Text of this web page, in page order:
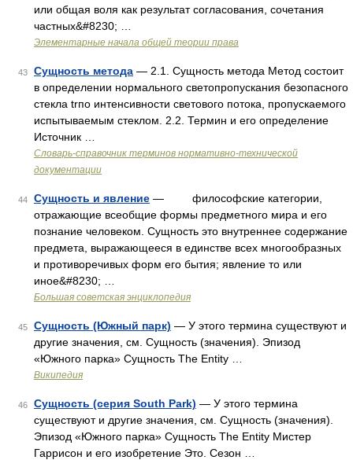
или общая воля как результат согласования, сочетания
частных&#8230; …
Элементарные начала общей теории права
43 Сущность метода — 2.1. Сущность метода Метод состоит
в определении нормального светопропускания безопасного
стекла trпо интенсивности светового потока, пропускаемого
испытываемым стеклом. 2.2. Термин и его определение
Источник …
Словарь-справочник терминов нормативно-технической
документации
44 Сущность и явление — философские категории,
отражающие всеобщие формы предметного мира и его
познание человеком. Сущность это внутреннее содержание
предмета, выражающееся в единстве всех многообразных
и противоречивых форм его бытия; явление то или
иное&#8230; …
Большая советская энциклопедия
45 Сущность (Южный парк) — У этого термина существуют и
другие значения, см. Сущность (значения). Эпизод
«Южного парка» Сущность The Entity …
Википедия
46 Сущность (серия South Park) — У этого термина
существуют и другие значения, см. Сущность (значения).
Эпизод «Южного парка» Сущность The Entity Мистер
Гаррисон и его изобретение Это. Сезон …